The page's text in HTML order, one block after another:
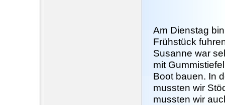
Am Dienstag
Frühstück
Susanne war
mit
Boot bauen. In
mussten wir
mussten wir